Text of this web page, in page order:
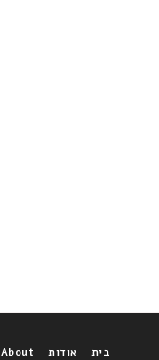
בית אודות About